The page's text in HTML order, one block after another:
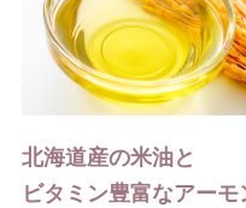
北海道産の米油と
ビタミン豊富なアーモ